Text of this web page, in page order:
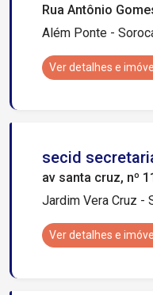
Rua Antônio
Além Ponte -
Ver detalhes e
secid
av santa cruz, nº
Jardim Vera Cruz -
Ver detalhes e